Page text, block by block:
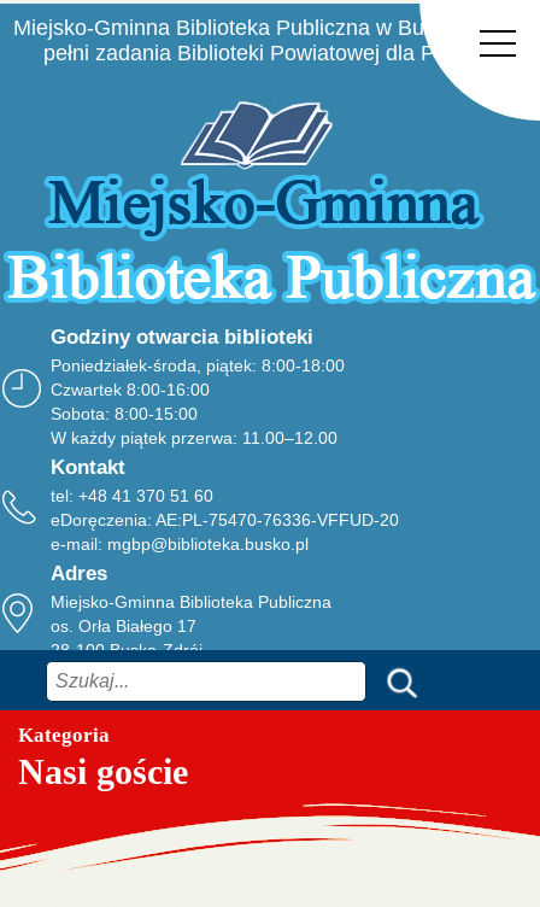
Miejsko-Gminna Biblioteka Publiczna w Busku-Zdroju
pełni zadania Biblioteki Powiatowej dla Powiatu
Godziny otwarcia biblioteki
Poniedziałek-środa, piątek: 8:00-18:00
Czwartek 8:00-16:00
Sobota: 8:00-15:00
W każdy piątek przerwa: 11.00–12.00
Kontakt
tel: +48 41 370 51 60
eDoręczenia: AE:PL-75470-76336-VFFUD-20
e-mail: mgbp@biblioteka.busko.pl
Adres
Miejsko-Gminna Biblioteka Publiczna
os. Orła Białego 17
28-100 Busko-Zdrój
Szukaj
Kategoria
Nasi goście